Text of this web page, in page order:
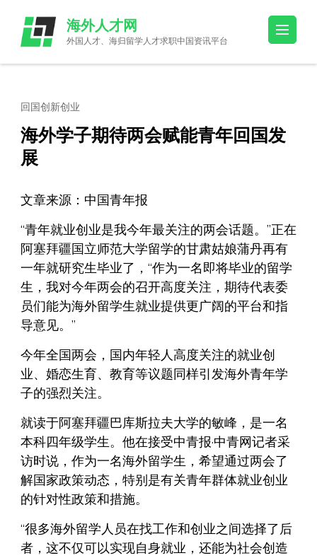
content
(Press
海外人才网
外国人才、海归留学人才求职中国资讯平台
回国创新创业
海外学子期待两会赋能青年回国发
展
文章来源：中国青年报
“青年就业创业是我今年最关注的两会话题。”正在
阿塞拜疆国立师范大学留学的甘肃姑娘蒲丹再有
一年就研究生毕业了，“作为一名即将毕业的留学
生，我对今年两会的召开高度关注，期待代表委
员们能为海外留学生就业提供更广阔的平台和指
导意见。”
今年全国两会，国内年轻人高度关注的就业创
业、婚恋生育、教育等议题同样引发海外青年学
子的强烈关注。
就读于阿塞拜疆巴库斯拉夫大学的敏峰，是一名
本科四年级学生。他在接受中青报·中青网记者采
访时说，作为一名海外留学生，希望通过两会了
解国家政策动态，特别是有关青年群体就业创业
的针对性政策和措施。
“很多海外留学人员在找工作和创业之间选择了后
者，这不仅可以实现自身就业，还能为社会创造